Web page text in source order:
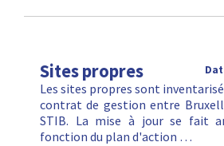
Sites propres
Les sites propres sont
contrat de gestion entre
STIB. La mise à jour se fait
fonction du plan d'action …